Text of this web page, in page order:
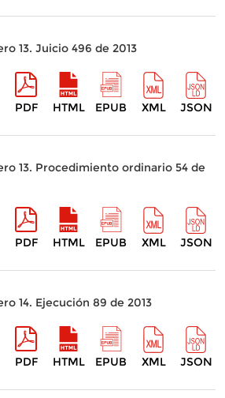
13. Juicio 496 de 2013
PDF HTML EPUB XML JSON
13. Procedimiento ordinario 54 de
PDF HTML EPUB XML JSON
14. Ejecución 89 de 2013
PDF HTML EPUB XML JSON